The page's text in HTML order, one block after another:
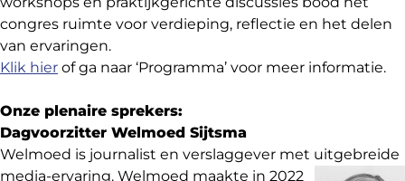
congres ruimte voor verdieping, reflectie en het delen
van ervaringen.
Klik hier of ga naar ‘Programma’ voor meer informatie.
Onze plenaire sprekers:
Dagvoorzitter Welmoed Sijtsma
Welmoed is journalist en verslaggever met uitgebreide
media-ervaring. Welmoed maakte in 2022